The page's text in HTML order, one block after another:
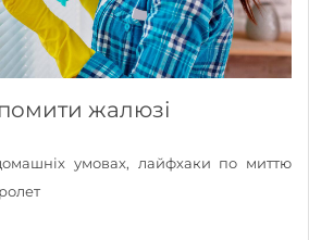
жалюзі
умовах, лайфхаки по миттю